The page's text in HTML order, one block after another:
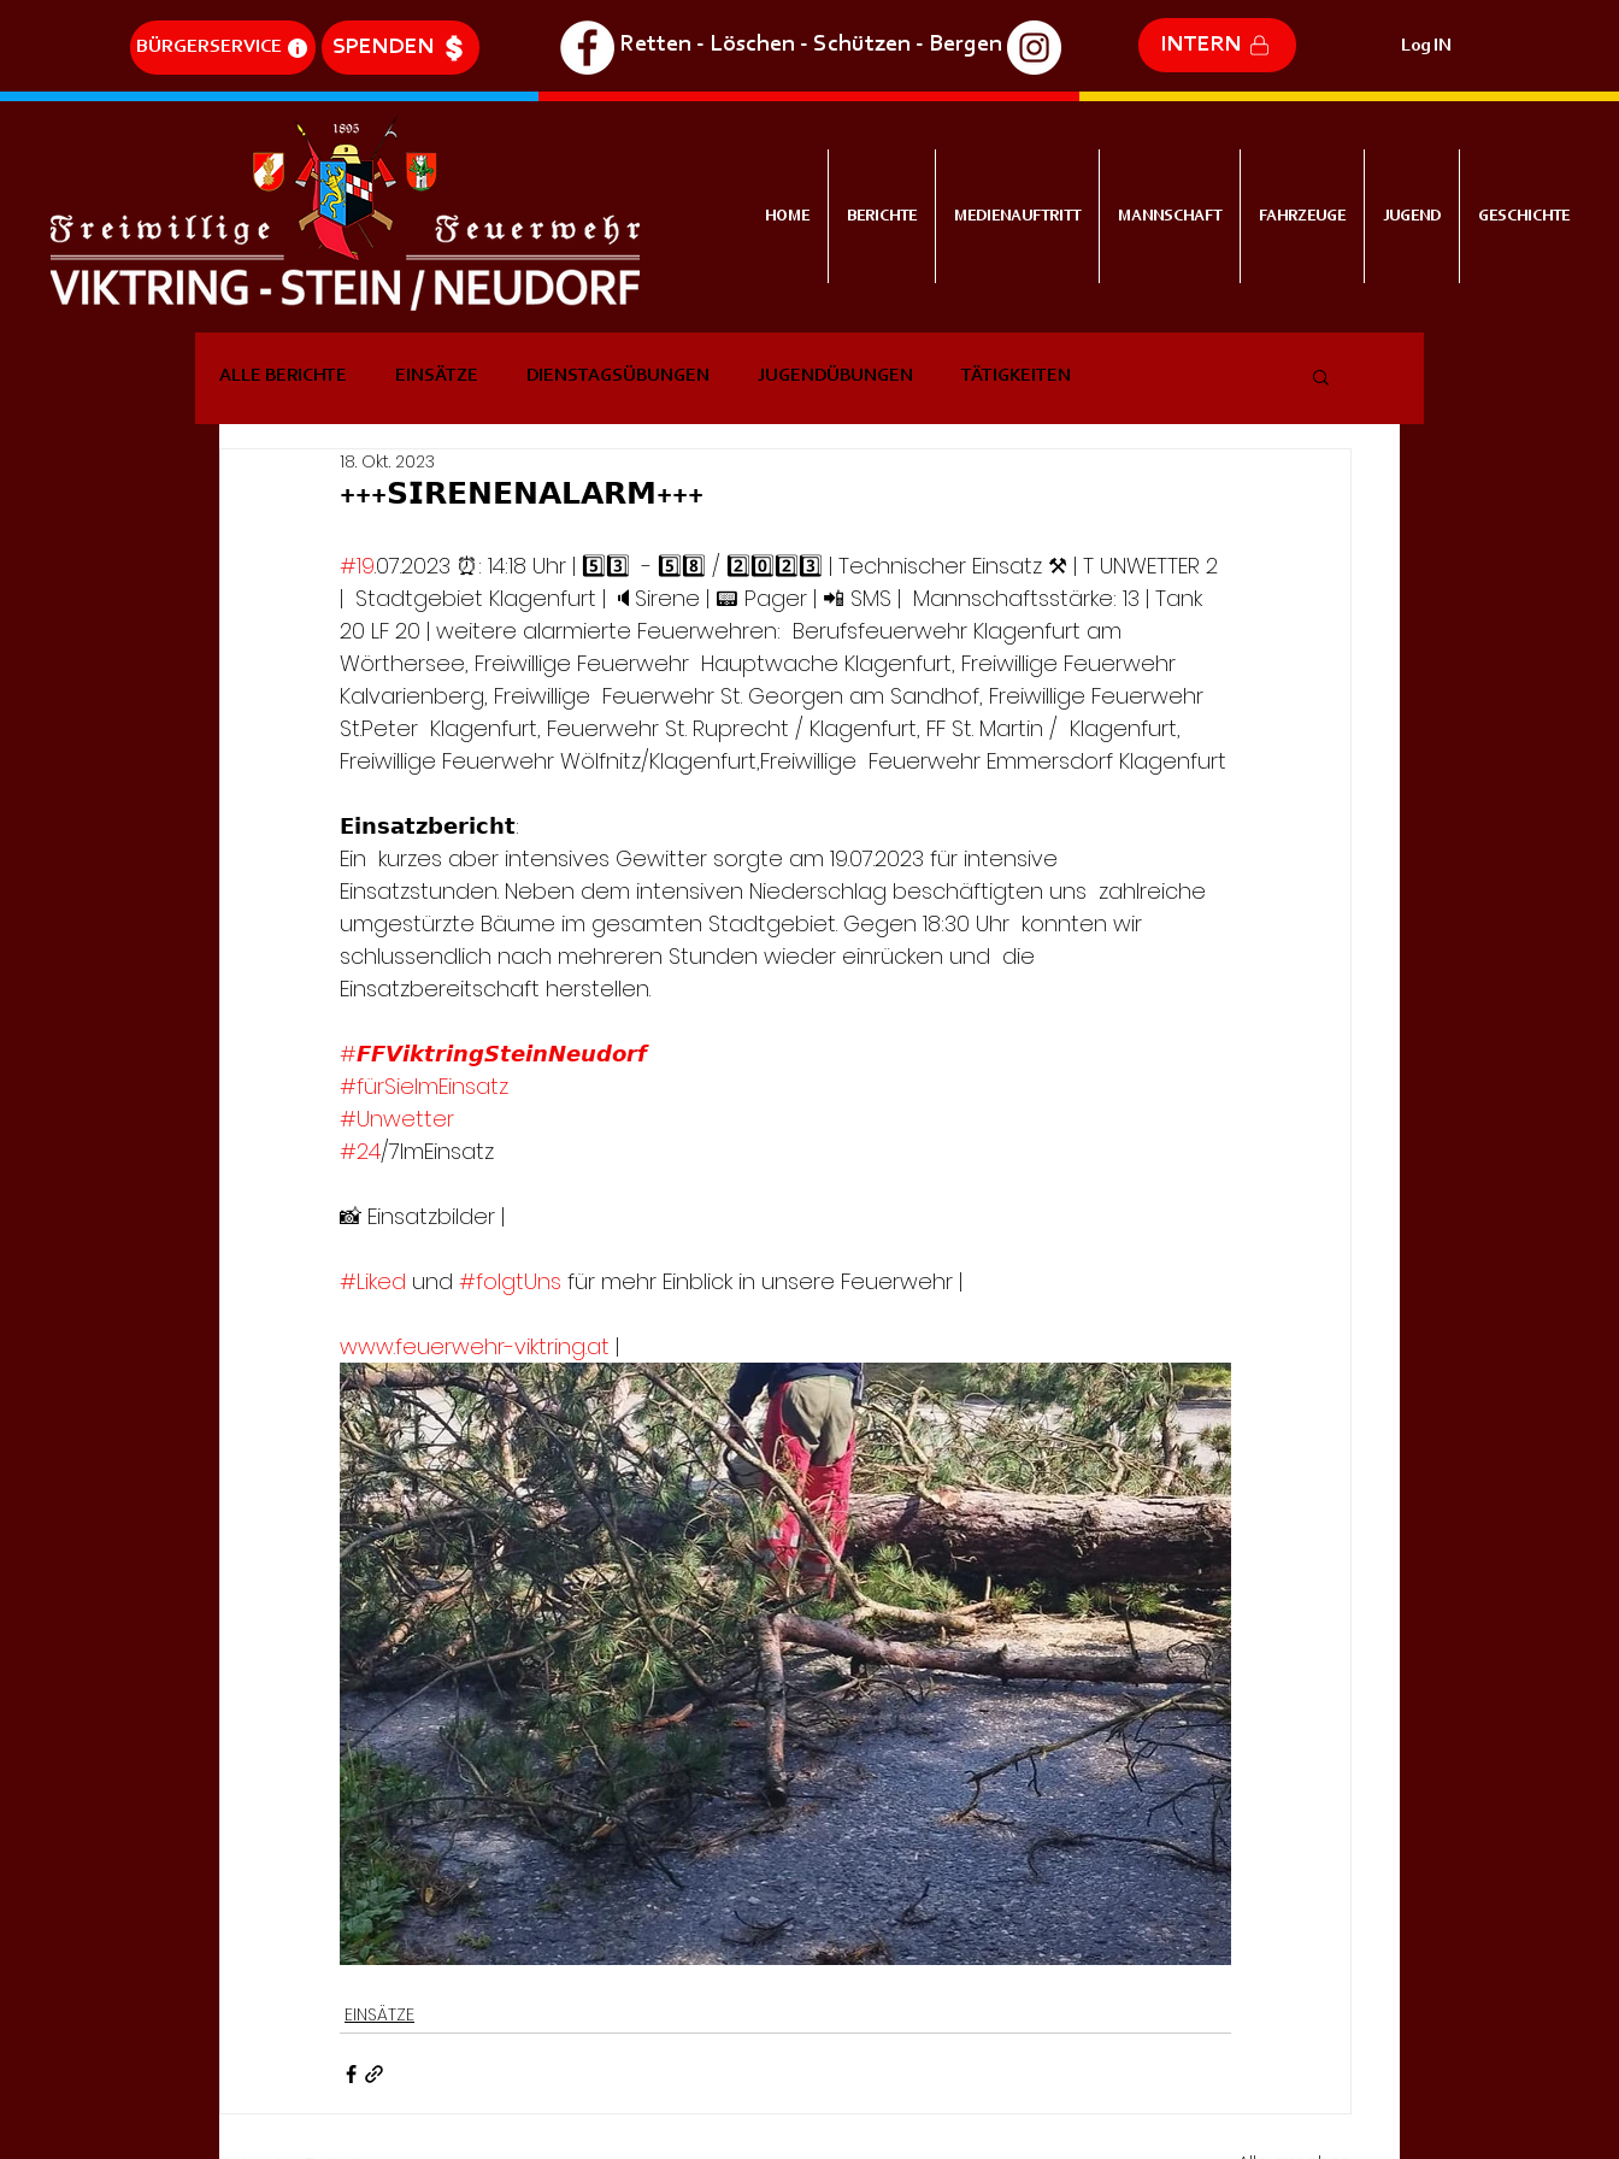
BÜRGERSERVICE SPENDEN Retten - Löschen - Schützen - Bergen INTERN Log IN
ALLE BERICHTE EINSÄTZE DIENSTAGSÜBUNGEN JUGENDÜBUNGEN TÄTIGKEITEN
DREHLEITEREINSÄTZE
+++𝗦𝗜𝗥𝗘𝗡𝗘𝗡𝗔𝗟𝗔𝗥𝗠+++
18. Okt. 2023
#19.07.2023 ⏰: 14:18 Uhr | 5️⃣3️⃣  - 5️⃣8️⃣ / 2️⃣0️⃣2️⃣3️⃣ | Technischer Einsatz ⚒ | T UNWETTER 2
|  Stadtgebiet Klagenfurt | 🔈Sirene | 📟 Pager | 📲 SMS |  Mannschaftsstärke: 13 | Tank
20 LF 20 | weitere alarmierte Feuerwehren:  Berufsfeuerwehr Klagenfurt am
Wörthersee, Freiwillige Feuerwehr  Hauptwache Klagenfurt, Freiwillige Feuerwehr
Kalvarienberg, Freiwillige  Feuerwehr St. Georgen am Sandhof, Freiwillige Feuerwehr
St.Peter  Klagenfurt, Feuerwehr St. Ruprecht / Klagenfurt, FF St. Martin /  Klagenfurt,
Freiwillige Feuerwehr Wölfnitz/Klagenfurt,Freiwillige  Feuerwehr Emmersdorf Klagenfurt
𝗘𝗶𝗻𝘀𝗮𝘁𝘇𝗯𝗲𝗿𝗶𝗰𝗵𝘁:
Ein  kurzes aber intensives Gewitter sorgte am 19.07.2023 für intensive
Einsatzstunden. Neben dem intensiven Niederschlag beschäftigten uns  zahlreiche
umgestürzte Bäume im gesamten Stadtgebiet. Gegen 18:30 Uhr  konnten wir
schlussendlich nach mehreren Stunden wieder einrücken und  die
Einsatzbereitschaft herstellen.
#𝙁𝙁𝙑𝙞𝙠𝙩𝙧𝙞𝙣𝙜𝙎𝙩𝙚𝙞𝙣𝙉𝙚𝙪𝙙𝙤𝙧𝙛
#fürSieImEinsatz
#Unwetter
#24/7ImEinsatz
📸 Einsatzbilder |
#Liked und #folgtUns für mehr Einblick in unsere Feuerwehr |
www.feuerwehr-viktring.at |
EINSÄTZE
HOME BERICHTE MEDIENAUFTRITT MANNSCHAFT FAHRZEUGE JUGEND GESCHICHTE